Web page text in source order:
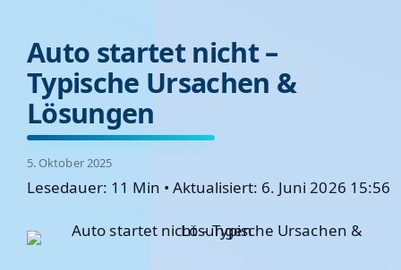
Auto startet nicht –
Typische Ursachen &
Lösungen
5. Oktober 2025
Lesedauer: 11 Min • Aktualisiert: 6. Juni 2026 15:56